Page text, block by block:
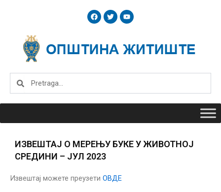
F
a
c
o
o
T
w
i
e
r
Y
o
u
b
e
Search
ИЗВЕШТАЈ О МЕРЕЊУ БУКЕ У ЖИВОТНОЈ
СРЕДИНИ – ЈУЛ 2023
Извештај можете преузети ОВДЕ